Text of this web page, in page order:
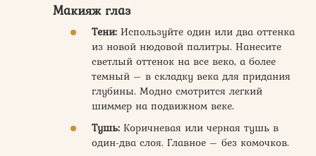
Макияж глаз
Тени: Используйте один или два оттенка
из новой нюдовой палитры. Нанесите
светлый оттенок на все веко, а более
темный – в складку века для придания
глубины. Модно смотрится легкий
шиммер на подвижном веке.
Тушь: Коричневая или черная тушь в
один-два слоя. Главное – без комочков.